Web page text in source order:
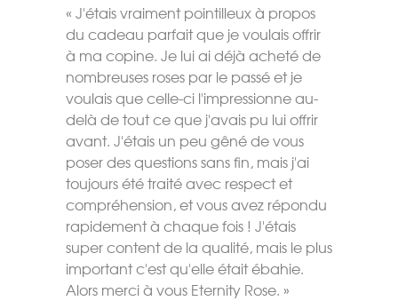
« J'étais vraiment pointilleux à propos
du cadeau parfait que je voulais offrir
à ma copine. Je lui ai déjà acheté de
nombreuses roses par le passé et je
voulais que celle-ci l'impressionne au-
delà de tout ce que j'avais pu lui offrir
avant. J'étais un peu gêné de vous
poser des questions sans fin, mais j'ai
toujours été traité avec respect et
compréhension, et vous avez répondu
rapidement à chaque fois ! J'étais
super content de la qualité, mais le plus
important c'est qu'elle était ébahie.
Alors merci à vous Eternity Rose. »